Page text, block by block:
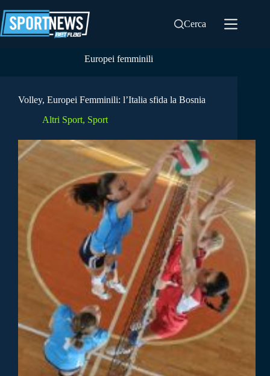
al
contenuto
Cerca
Europei femminili
Volley, Europei Femminili: l’Italia sfida la Bosnia
Altri Sport, Sport